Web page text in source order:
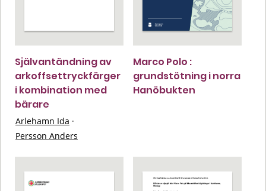
Självantändning av
arkoffsettryckfärger
i kombination med
bärare
Arlehamn Ida ·
Persson Anders
Marco Polo :
grundstötning i norra
Hanöbukten